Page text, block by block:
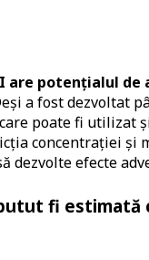
are potențialul de
a fost dezvoltat
poate fi utilizat
concentrației și
dezvolte efecte
fi